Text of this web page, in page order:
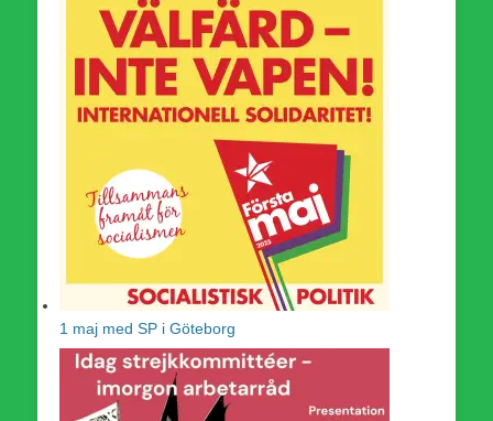
1 maj med SP i Göteborg